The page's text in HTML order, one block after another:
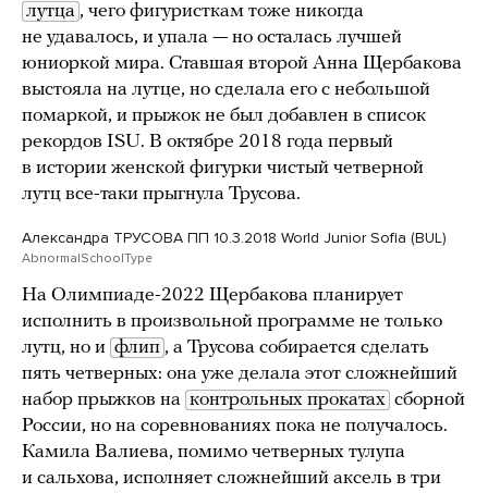
лутца , чего фигуристкам тоже никогда
не удавалось, и упала — но осталась лучшей
юниоркой мира. Ставшая второй Анна Щербакова
выстояла на лутце, но сделала его с небольшой
помаркой, и прыжок не был добавлен в список
рекордов ISU. В октябре 2018 года первый
в истории женской фигурки чистый четверной
лутц все-таки прыгнула Трусова.
Александра ТРУСОВА ПП 10.3.2018 World Junior Sofia (BUL)
AbnormalSchoolType
На Олимпиаде-2022 Щербакова планирует
исполнить в произвольной программе не только
лутц, но и флип , а Трусова собирается сделать
пять четверных: она уже делала этот сложнейший
набор прыжков на контрольных прокатах сборной
России, но на соревнованиях пока не получалось.
Камила Валиева, помимо четверных тулупа
и сальхова, исполняет сложнейший аксель в три